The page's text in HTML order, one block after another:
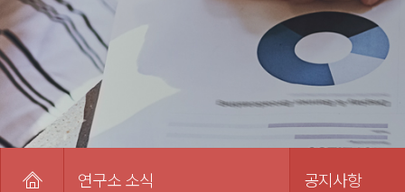
연구소 소식 공지사항